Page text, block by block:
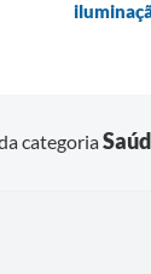
categoria